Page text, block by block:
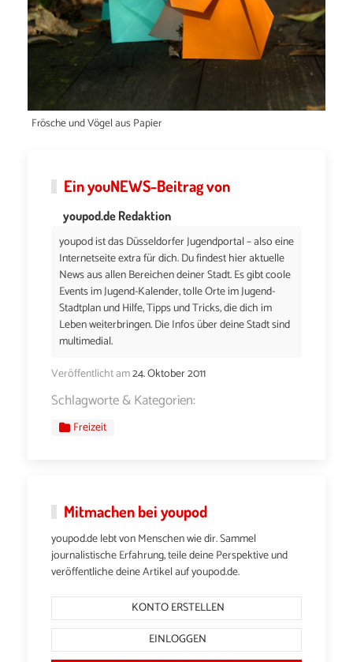
Frösche und Vögel aus Papier
EinyouNEWS-Beitrag von
youpod.de Redaktion
youpod ist das Düsseldorfer Jugendportal – also eine
Internetseite extra für dich. Du findest hier aktuelle
News aus allen Bereichen deiner Stadt. Es gibt coole
Events im Jugend-Kalender, tolle Orte im Jugend-
Stadtplan und Hilfe, Tipps und Tricks, die dich im
Leben weiterbringen. Die Infos über deine Stadt sind
multimedial.
Veröffentlicht am24. Oktober 2011
Schlagworte & Kategorien:
Freizeit
Mitmachen bei youpod
youpod.de lebt von Menschen wie dir. Sammel
journalistische Erfahrung, teile deine Perspektive und
veröffentliche deine Artikel auf youpod.de.
KONTO ERSTELLEN
EINLOGGEN